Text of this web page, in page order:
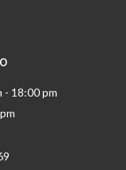
- 18:00 pm